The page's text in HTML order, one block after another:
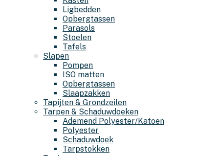
Ligbedden
Opbergtassen
Parasols
Stoelen
Tafels
Slapen
Pompen
ISO matten
Opbergtassen
Slaapzakken
Tapijten & Grondzeilen
Tarpen & Schaduwdoeken
Ademend Polyester/Katoen
Polyester
Schaduwdoek
Tarpstokken